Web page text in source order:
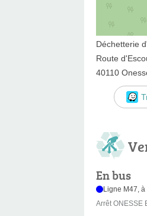
Déchetterie
Route
40110
En bus
Ligne M47,
Arrêt ONESSE